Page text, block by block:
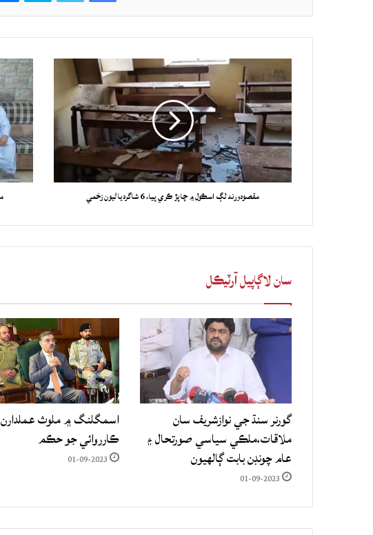
مقصودورند لڳ اسڪول ۾ چاپڙ ڪري پيا، 6 شاگردياڻيون زخمي
سان لاڳاپيل آرٽيڪل
گورنر سنڌ جي نوازشريف سان
ملاقات،ملڪي سياسي صورتحال ۽
عام چونڊن بابت ڳالهيون
01-09-2023
اسمگلنگ ۾ ملوث
ڪارروائي جو حڪم
01-09-2023